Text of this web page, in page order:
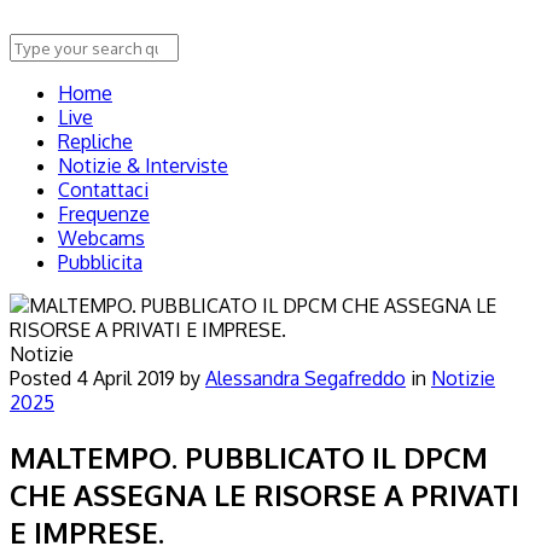
Home
Live
Repliche
Notizie & Interviste
Contattaci
Frequenze
Webcams
Pubblicita
Notizie
Posted 4 April 2019 by Alessandra Segafreddo in Notizie
2025
MALTEMPO. PUBBLICATO IL DPCM
CHE ASSEGNA LE RISORSE A PRIVATI
E IMPRESE.